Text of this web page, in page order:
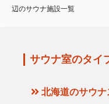
辺のサウナ施設一覧
サウナ室のタイ
北海道のサウ